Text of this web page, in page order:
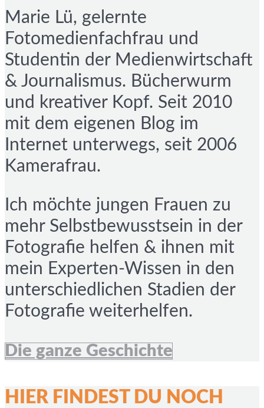
Marie Lü, gelernte
Fotomedienfachfrau und
Studentin der Medienwirtschaft
& Journalismus. Bücherwurm
und kreativer Kopf. Seit 2010
mit dem eigenen Blog im
Internet unterwegs, seit 2006
Kamerafrau.
Ich möchte jungen Frauen zu
mehr Selbstbewusstsein in der
Fotografie helfen & ihnen mit
mein Experten-Wissen in den
unterschiedlichen Stadien der
Fotografie weiterhelfen.
Die ganze Geschichte
HIER FINDEST DU NOCH